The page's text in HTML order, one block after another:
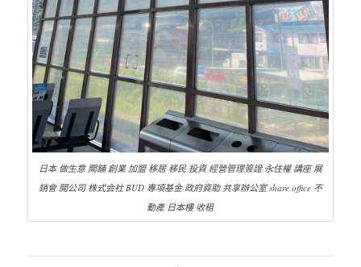
日本 做生意 開舖 創業 加盟 移居 移民 投資 經營管理簽證 永住權 講座 展
銷會 開公司 株式会社 BUD 專項基金 政府資助 共享辦公室 share office 不
動產 日本樓 收租